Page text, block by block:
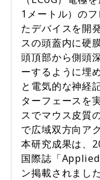
1メートル）の
たデバイスを開
スの頭蓋内に硬
頭頂部から側頭
ーするように埋
と電気的な神経
ターフェースを
スでマウス皮質
で広域双方向ア
本研究成果は、
国際誌「
ン掲載されました